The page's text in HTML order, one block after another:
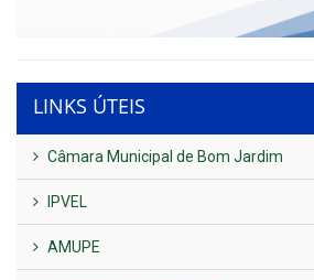
LINKS ÚTEIS
Câmara Municipal de Bom Jardim
IPVEL
AMUPE